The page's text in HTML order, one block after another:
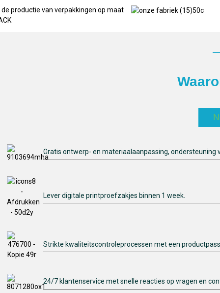
Gratis ontwerp- en materiaalaanpassing, ondersteuning
Lever digitale printproefzakjes binnen 1 week.
Strikte kwaliteitscontroleprocessen met een
24/7 klantenservice met snelle reacties op vragen en